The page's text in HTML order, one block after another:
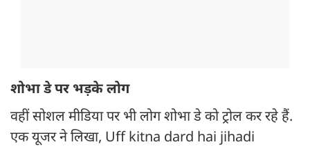
शोभा डे पर भड़के लोग
वहीं सोशल मीडिया पर भी लोग शोभा डे को ट्रोल कर रहे हैं.
एक यूजर ने लिखा, Uff kitna dard hai jihadi